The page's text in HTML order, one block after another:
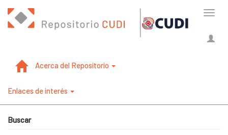
Acerca del Repositorio
Enlaces de interés
Buscar